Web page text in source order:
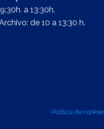
a 13:30h.
de 10 a 13:30 h.
Política de